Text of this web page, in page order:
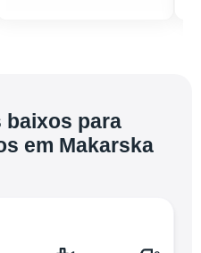
baixos para
em Makarska